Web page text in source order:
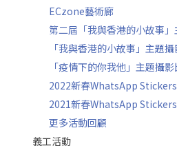
ECzone藝術廊
第二屆「我與香港的小故事
「我與香港的小故事」主題
「疫情下的你我他」主題攝
2022新春WhatsApp
2021新春WhatsApp
更多活動回顧
義工活動